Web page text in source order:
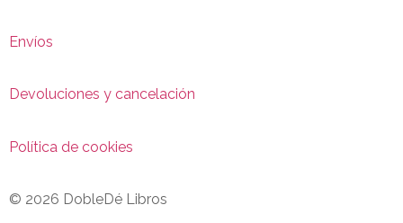
Envíos
Devoluciones y cancelación
Política de cookies
© 2026 DobleDé Libros